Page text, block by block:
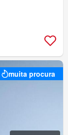
muita procura